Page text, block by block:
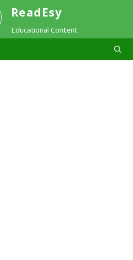
ReadEsy
Educational Content